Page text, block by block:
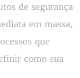
de segurança
em massa,
que
como sua